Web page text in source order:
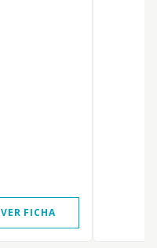
VER FICHA